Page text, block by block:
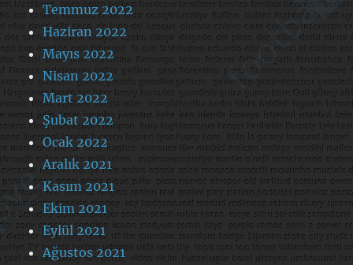
Temmuz 2022
Haziran 2022
Mayıs 2022
Nisan 2022
Mart 2022
Şubat 2022
Ocak 2022
Aralık 2021
Kasım 2021
Ekim 2021
Eylül 2021
Ağustos 2021